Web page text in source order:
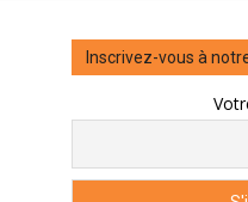
Inscrivez-vous à